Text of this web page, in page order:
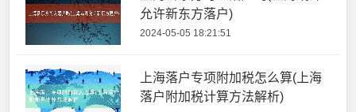
允许新东方落户)
2024-05-05 18:21:51
上海落户专项附加税怎么算(上海
落户附加税计算方法解析)